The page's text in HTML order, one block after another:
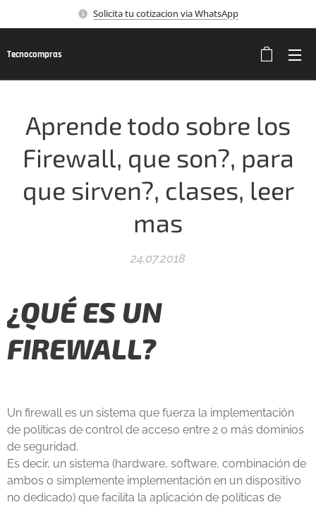
Solicita tu cotizacion via WhatsApp
Tecnocompras
Aprende todo sobre los
Firewall, que son?, para
que sirven?, clases, leer
mas
24.07.2018
¿QUÉ ES UN
FIREWALL?
Un firewall es un sistema que fuerza la implementación
de políticas de control de acceso entre 2 o más dominios
de seguridad.
Es decir, un sistema (hardware, software, combinación de
ambos o simplemente implementación en un dispositivo
no dedicado) que facilita la aplicación de políticas de